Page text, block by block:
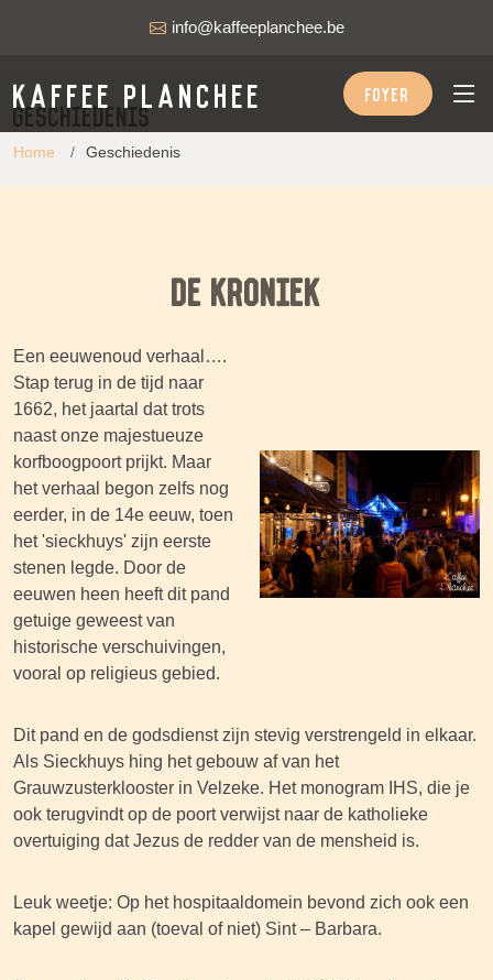
info@kaffeeplanchee.be
Kaffee Planchee FOYER
Geschiedenis
Home Geschiedenis
De Kroniek
Een eeuwenoud verhaal….
Stap terug in de tijd naar
1662, het jaartal dat trots
naast onze majestueuze
korfboogpoort prijkt. Maar
het verhaal begon zelfs nog
eerder, in de 14e eeuw, toen
het 'sieckhuys' zijn eerste
stenen legde. Door de
eeuwen heen heeft dit pand
getuige geweest van
historische verschuivingen,
vooral op religieus gebied.
Dit pand en de godsdienst zijn stevig verstrengeld in elkaar.
Als Sieckhuys hing het gebouw af van het
Grauwzusterklooster in Velzeke. Het monogram IHS, die je
ook terugvindt op de poort verwijst naar de katholieke
overtuiging dat Jezus de redder van de mensheid is.
Leuk weetje: Op het hospitaaldomein bevond zich ook een
kapel gewijd aan (toeval of niet) Sint – Barbara.